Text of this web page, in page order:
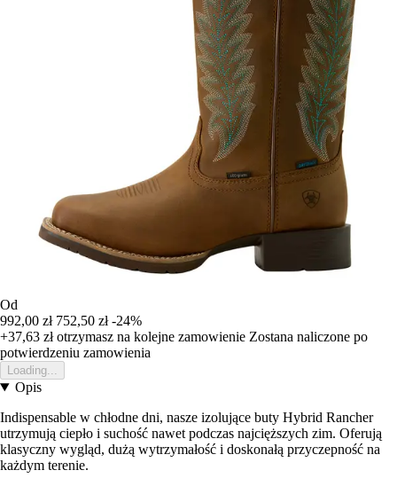
Od
992,00 zł 752,50 zł -24%
+37,63 złotrzymasz na kolejne zamowienie Zostana naliczone po
potwierdzeniu zamowienia
Loading...
Opis
Indispensable w chłodne dni, nasze izolujące buty Hybrid Rancher
utrzymują ciepło i suchość nawet podczas najcięższych zim. Oferują
klasyczny wygląd, dużą wytrzymałość i doskonałą przyczepność na
każdym terenie.